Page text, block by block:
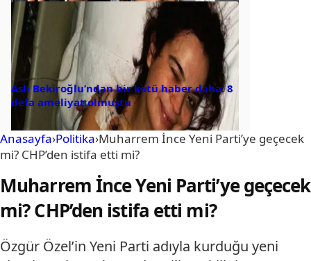
Aslı Bekiroğlu’ndan bir kötü haber daha: 8
defa ameliyat olmuştu
Anasayfa›Politika›Muharrem İnce Yeni Parti’ye geçecek
mi? CHP’den istifa etti mi?
Muharrem İnce Yeni Parti’ye geçecek
mi? CHP’den istifa etti mi?
Özgür Özel’in Yeni Parti adıyla kurduğu yeni